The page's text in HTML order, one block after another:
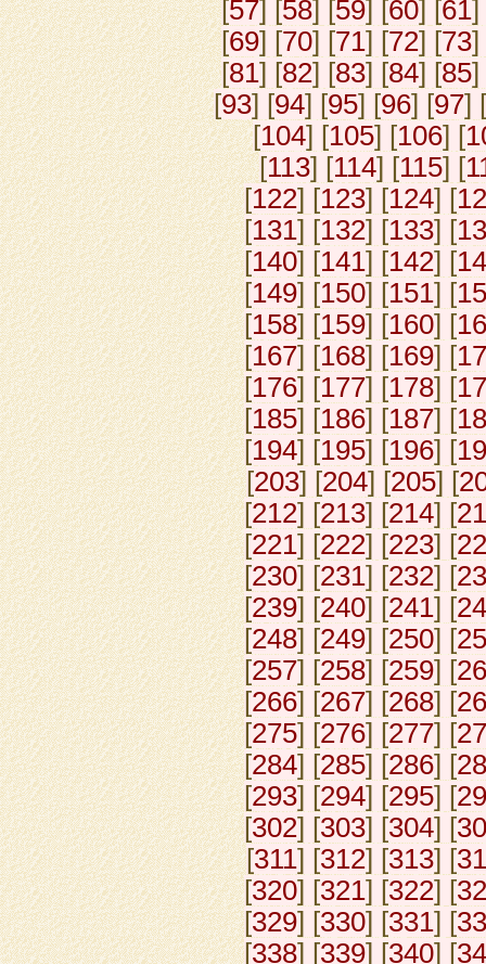
[57] [58] [59] [60] [61]
[69] [70] [71] [72] [73]
[81] [82] [83] [84] [85]
[93] [94] [95] [96] [97] [
[104] [105] [106] [
[113] [114] [115] [
[122] [123] [124] [
[131] [132] [133] [
[140] [141] [142] [
[149] [150] [151] [
[158] [159] [160] [
[167] [168] [169] [
[176] [177] [178] [
[185] [186] [187] [
[194] [195] [196] [
[203] [204] [205] [
[212] [213] [214] [
[221] [222] [223] [
[230] [231] [232] [
[239] [240] [241] [
[248] [249] [250] [
[257] [258] [259] [
[266] [267] [268] [
[275] [276] [277] [
[284] [285] [286] [
[293] [294] [295] [
[302] [303] [304] [
[311] [312] [313] [
[320] [321] [322] [
[329] [330] [331] [
[338] [339] [340] [